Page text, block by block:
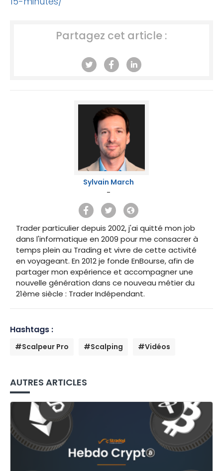
Partagez cet article :
Sylvain March
-
Trader particulier depuis 2002, j'ai quitté mon job
dans l'informatique en 2009 pour me consacrer à
temps plein au Trading et vivre de cette activité
en voyageant. En 2012 je fonde EnBourse, afin de
partager mon expérience et accompagner une
nouvelle génération dans ce nouveau métier du
21ème siècle : Trader Indépendant.
Hashtags :
#Scalpeur Pro #Scalping #Vidéos
AUTRES ARTICLES